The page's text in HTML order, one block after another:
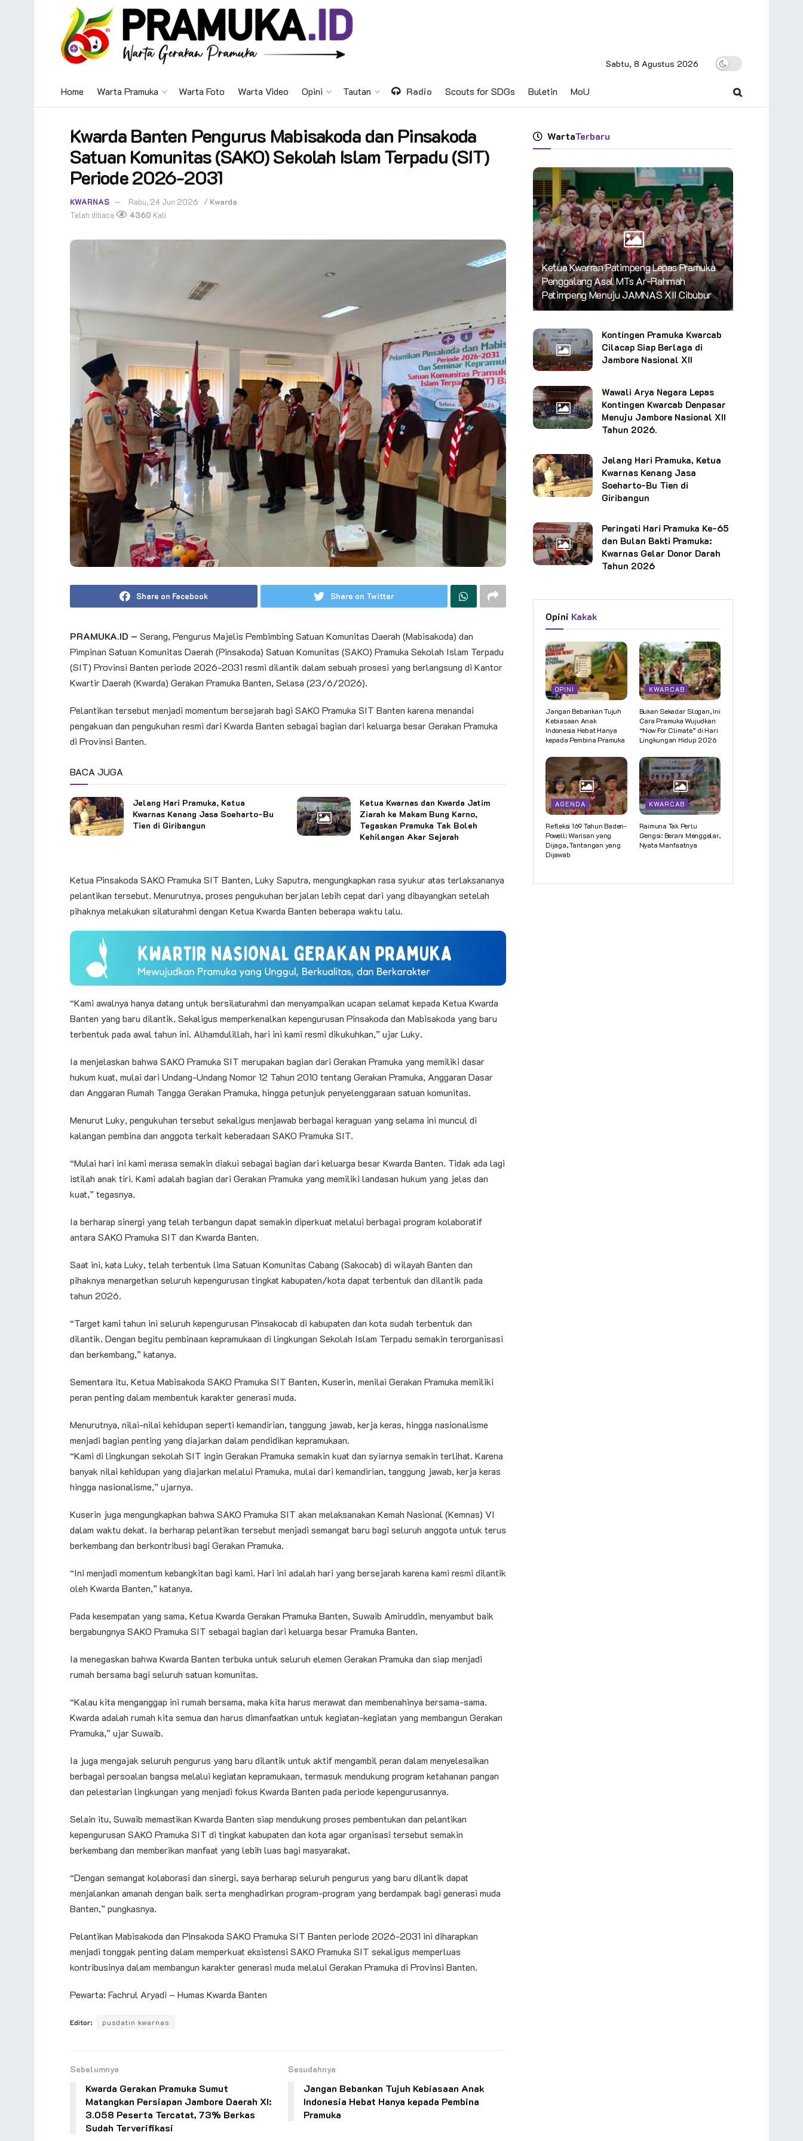
Sabtu, 8 Agustus 2026
Home Warta Pramuka Warta Foto Warta Video Opini Tautan Radio Scouts for SDGs Buletin MoU
Kwarda Banten Pengurus Mabisakoda dan Pinsakoda
Satuan Komunitas (SAKO) Sekolah Islam Terpadu (SIT)
Periode 2026-2031
KWARNAS Rabu, 24 Jun 2026 / Kwarda
Telah dibaca
4360 Kali
Share on Facebook Share on Twitter
PRAMUKA.ID – Serang, Pengurus Majelis Pembimbing Satuan Komunitas Daerah (Mabisakoda) dan
Pimpinan Satuan Komunitas Daerah (Pinsakoda) Satuan Komunitas (SAKO) Pramuka Sekolah Islam Terpadu
(SIT) Provinsi Banten periode 2026-2031 resmi dilantik dalam sebuah prosesi yang berlangsung di Kantor
Kwartir Daerah (Kwarda) Gerakan Pramuka Banten, Selasa (23/6/2026).
Pelantikan tersebut menjadi momentum bersejarah bagi SAKO Pramuka SIT Banten karena menandai
pengakuan dan pengukuhan resmi dari Kwarda Banten sebagai bagian dari keluarga besar Gerakan Pramuka
di Provinsi Banten.
BACA JUGA
Jelang Hari Pramuka, Ketua
Kwarnas Kenang Jasa Soeharto-Bu
Tien di Giribangun
Ketua Kwarnas dan Kwarda Jatim
Ziarah ke Makam Bung Karno,
Tegaskan Pramuka Tak Boleh
Kehilangan Akar Sejarah
Ketua Pinsakoda SAKO Pramuka SIT Banten, Luky Saputra, mengungkapkan rasa syukur atas terlaksananya
pelantikan tersebut. Menurutnya, proses pengukuhan berjalan lebih cepat dari yang dibayangkan setelah
pihaknya melakukan silaturahmi dengan Ketua Kwarda Banten beberapa waktu lalu.
“Kami awalnya hanya datang untuk bersilaturahmi dan menyampaikan ucapan selamat kepada Ketua Kwarda
Banten yang baru dilantik. Sekaligus memperkenalkan kepengurusan Pinsakoda dan Mabisakoda yang baru
terbentuk pada awal tahun ini. Alhamdulillah, hari ini kami resmi dikukuhkan,” ujar Luky.
Ia menjelaskan bahwa SAKO Pramuka SIT merupakan bagian dari Gerakan Pramuka yang memiliki dasar
hukum kuat, mulai dari Undang-Undang Nomor 12 Tahun 2010 tentang Gerakan Pramuka, Anggaran Dasar
dan Anggaran Rumah Tangga Gerakan Pramuka, hingga petunjuk penyelenggaraan satuan komunitas.
Menurut Luky, pengukuhan tersebut sekaligus menjawab berbagai keraguan yang selama ini muncul di
kalangan pembina dan anggota terkait keberadaan SAKO Pramuka SIT.
“Mulai hari ini kami merasa semakin diakui sebagai bagian dari keluarga besar Kwarda Banten. Tidak ada lagi
istilah anak tiri. Kami adalah bagian dari Gerakan Pramuka yang memiliki landasan hukum yang jelas dan
kuat,” tegasnya.
Ia berharap sinergi yang telah terbangun dapat semakin diperkuat melalui berbagai program kolaboratif
antara SAKO Pramuka SIT dan Kwarda Banten.
Saat ini, kata Luky, telah terbentuk lima Satuan Komunitas Cabang (Sakocab) di wilayah Banten dan
pihaknya menargetkan seluruh kepengurusan tingkat kabupaten/kota dapat terbentuk dan dilantik pada
tahun 2026.
“Target kami tahun ini seluruh kepengurusan Pinsakocab di kabupaten dan kota sudah terbentuk dan
dilantik. Dengan begitu pembinaan kepramukaan di lingkungan Sekolah Islam Terpadu semakin terorganisasi
dan berkembang,” katanya.
Sementara itu, Ketua Mabisakoda SAKO Pramuka SIT Banten, Kuserin, menilai Gerakan Pramuka memiliki
peran penting dalam membentuk karakter generasi muda.
Menurutnya, nilai-nilai kehidupan seperti kemandirian, tanggung jawab, kerja keras, hingga nasionalisme
menjadi bagian penting yang diajarkan dalam pendidikan kepramukaan.
“Kami di lingkungan sekolah SIT ingin Gerakan Pramuka semakin kuat dan syiarnya semakin terlihat. Karena
banyak nilai kehidupan yang diajarkan melalui Pramuka, mulai dari kemandirian, tanggung jawab, kerja keras
hingga nasionalisme,” ujarnya.
Kuserin juga mengungkapkan bahwa SAKO Pramuka SIT akan melaksanakan Kemah Nasional (Kemnas) VI
dalam waktu dekat. Ia berharap pelantikan tersebut menjadi semangat baru bagi seluruh anggota untuk terus
berkembang dan berkontribusi bagi Gerakan Pramuka.
“Ini menjadi momentum kebangkitan bagi kami. Hari ini adalah hari yang bersejarah karena kami resmi dilantik
oleh Kwarda Banten,” katanya.
Pada kesempatan yang sama, Ketua Kwarda Gerakan Pramuka Banten, Suwaib Amiruddin, menyambut baik
bergabungnya SAKO Pramuka SIT sebagai bagian dari keluarga besar Pramuka Banten.
Ia menegaskan bahwa Kwarda Banten terbuka untuk seluruh elemen Gerakan Pramuka dan siap menjadi
rumah bersama bagi seluruh satuan komunitas.
“Kalau kita menganggap ini rumah bersama, maka kita harus merawat dan membenahinya bersama-sama.
Kwarda adalah rumah kita semua dan harus dimanfaatkan untuk kegiatan-kegiatan yang membangun Gerakan
Pramuka,” ujar Suwaib.
Ia juga mengajak seluruh pengurus yang baru dilantik untuk aktif mengambil peran dalam menyelesaikan
berbagai persoalan bangsa melalui kegiatan kepramukaan, termasuk mendukung program ketahanan pangan
dan pelestarian lingkungan yang menjadi fokus Kwarda Banten pada periode kepengurusannya.
Selain itu, Suwaib memastikan Kwarda Banten siap mendukung proses pembentukan dan pelantikan
kepengurusan SAKO Pramuka SIT di tingkat kabupaten dan kota agar organisasi tersebut semakin
berkembang dan memberikan manfaat yang lebih luas bagi masyarakat.
“Dengan semangat kolaborasi dan sinergi, saya berharap seluruh pengurus yang baru dilantik dapat
menjalankan amanah dengan baik serta menghadirkan program-program yang berdampak bagi generasi muda
Banten,” pungkasnya.
Pelantikan Mabisakoda dan Pinsakoda SAKO Pramuka SIT Banten periode 2026-2031 ini diharapkan
menjadi tonggak penting dalam memperkuat eksistensi SAKO Pramuka SIT sekaligus memperluas
kontribusinya dalam membangun karakter generasi muda melalui Gerakan Pramuka di Provinsi Banten.
Pewarta: Fachrul Aryadi – Humas Kwarda Banten
Editor: pusdatin kwarnas
Sebelumnya
Kwarda Gerakan Pramuka Sumut
Matangkan Persiapan Jambore Daerah XI:
3.058 Peserta Tercatat, 73% Berkas
Sudah Terverifikasi
Sesudahnya
Jangan Bebankan Tujuh Kebiasaan Anak
Indonesia Hebat Hanya kepada Pembina
Pramuka
WartaTerbaru
Ketua Kwarran Patimpeng Lepas Pramuka
Penggalang Asal MTs Ar-Rahmah
Patimpeng Menuju JAMNAS XII Cibubur
Kontingen Pramuka Kwarcab
Cilacap Siap Berlaga di
Jambore Nasional XII
Wawali Arya Negara Lepas
Kontingen Kwarcab Denpasar
Menuju Jambore Nasional XII
Tahun 2026.
Jelang Hari Pramuka, Ketua
Kwarnas Kenang Jasa
Soeharto-Bu Tien di
Giribangun
Peringati Hari Pramuka Ke-65
dan Bulan Bakti Pramuka:
Kwarnas Gelar Donor Darah
Tahun 2026
Opini Kakak
OPINI
Jangan Bebankan Tujuh
Kebiasaan Anak
Indonesia Hebat Hanya
kepada Pembina Pramuka
KWARCAB
Bukan Sekadar Slogan, Ini
Cara Pramuka Wujudkan
“Now For Climate” di Hari
Lingkungan Hidup 2026
AGENDA
Refleksi 169 Tahun Baden-
Powell: Warisan yang
Dijaga, Tantangan yang
Dijawab
KWARCAB
Raimuna Tak Perlu
Gengsi: Berani Menggelar,
Nyata Manfaatnya